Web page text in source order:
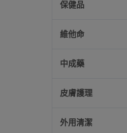
保健品
維他命
中成藥
皮膚護理
外用清潔